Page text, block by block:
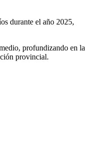
durante el año 2025,
profundizando en la
provincial.